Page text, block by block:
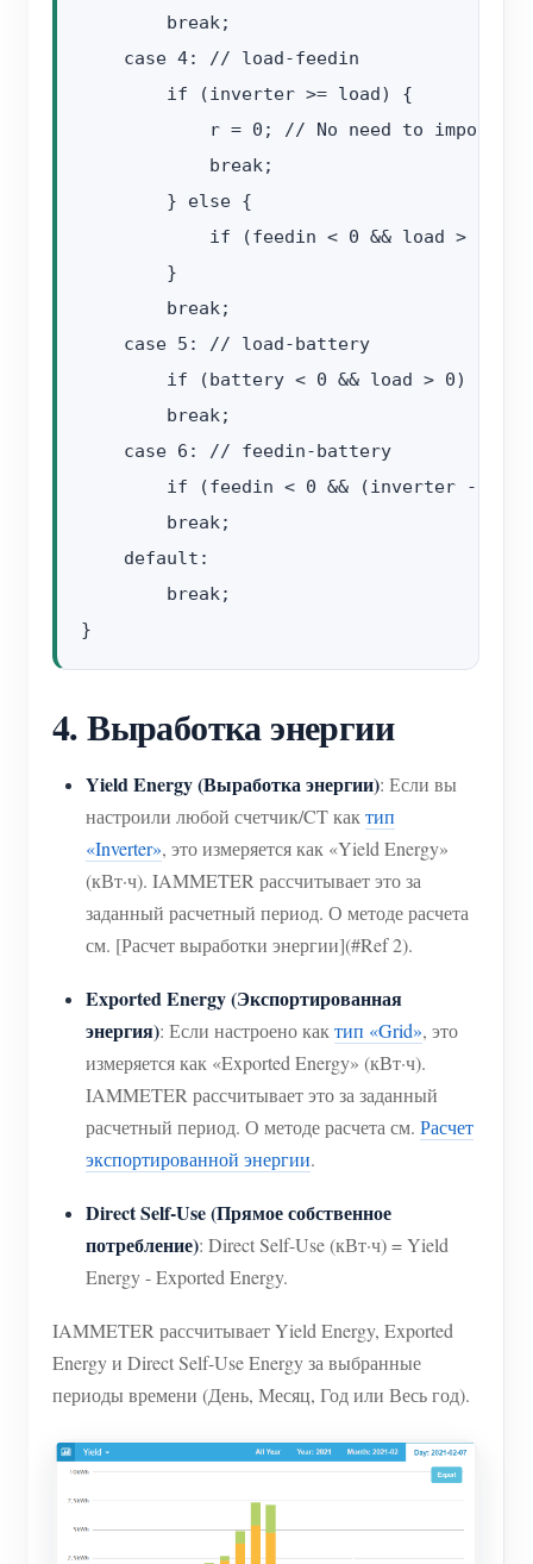
        break;
    case 4: // load-feedin
        if (inverter >= load) {
r = 0; // No need to import
            break;
        } else {
if (feedin < 0 && load > 0) r
        }
        break;
    case 5: // load-battery
if (battery < 0 && load > 0) r =
        break;
    case 6: // feedin-battery
if (feedin < 0 && (inverter -
        break;
    default:
        break;
4. Выработка энергии
Yield Energy (Выработка энергии): Если вы
настроили любой счетчик/CT кактип
«Inverter», это измеряется как «Yield Energy»
(кВт·ч). IAMMETER рассчитывает это за
заданный расчетный период. О методе расчета
см. [Расчет выработки энергии](#Ref 2).
Exported Energy (Экспортированная
энергия): Если настроено кактип «Grid», это
измеряется как «Exported Energy» (кВт·ч).
IAMMETER рассчитывает это за заданный
расчетный период. О методе расчета см. Расчет
экспортированной энергии.
Direct Self-Use (Прямое собственное
потребление): Direct Self-Use (кВт·ч) = Yield
Energy - Exported Energy.
IAMMETER рассчитывает Yield Energy, Exported
Energy и Direct Self-Use Energy за выбранные
периоды времени (День, Месяц, Год или Весь год).